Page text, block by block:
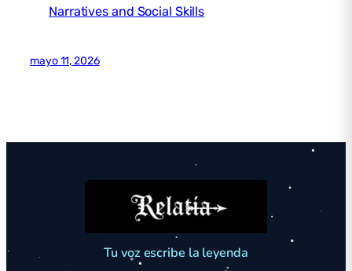
Narratives and Social Skills
mayo 11, 2026
Tu voz escribe la leyenda